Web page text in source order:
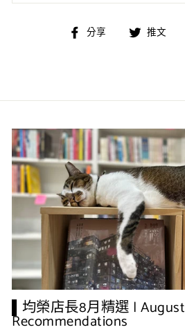
分享 推文
▌均榮店長8月精選 | August
Recommendations